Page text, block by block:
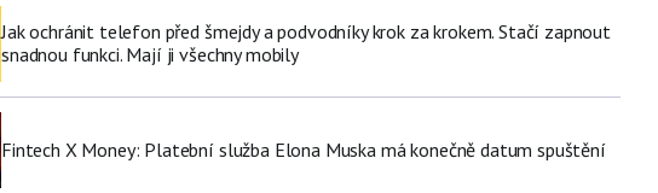
Jak ochránit telefon před šmejdy a podvodníky krok za krokem. Stačí zapnout
snadnou funkci. Mají ji všechny mobily
Fintech X Money: Platební služba Elona Muska má konečně datum spuštění